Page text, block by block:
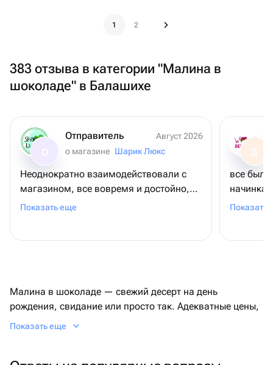
1 2
383 отзыва в категории "Малина в
шоколаде" в Балашихе
Отправитель
Август 2026
о магазине Шарик Люкс
Неоднократно взаимодействовали с
магазином, все вовремя и достойно,
одни из немногих, где одновременно
Показать еще
Д
все
начинка
жизни
Показать
Малина в шоколаде — свежий десерт на день
рождения, свидание или просто так. Адекватные цены,
большой выбор, быстрая доставка и самовывоз.
Показать еще